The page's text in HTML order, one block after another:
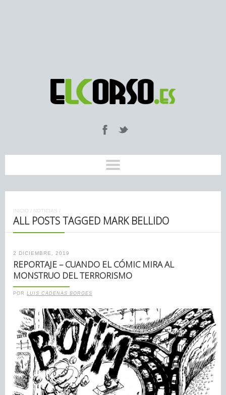
INICIO / NOTICIAS /
ALL POSTS TAGGED MARK BELLIDO
2 DICIEMBRE, 2019
REPORTAJE – CUANDO EL CÓMIC MIRA AL
MONSTRUO DEL TERRORISMO
POR LUIS CADENAS BORGES